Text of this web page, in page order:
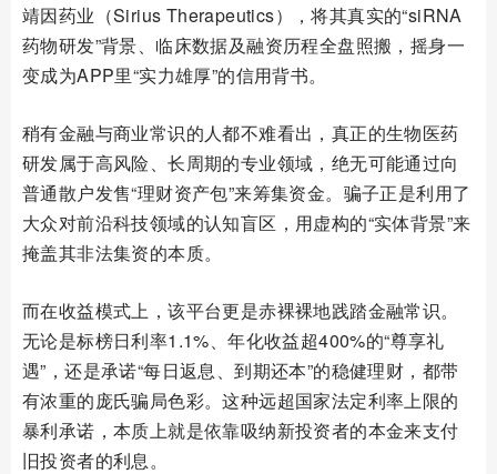
靖因药业（Sirius Therapeutics），将其真实的“siRNA
药物研发”背景、临床数据及融资历程全盘照搬，摇身一
变成为APP里“实力雄厚”的信用背书。
稍有金融与商业常识的人都不难看出，真正的生物医药
研发属于高风险、长周期的专业领域，绝无可能通过向
普通散户发售“理财资产包”来筹集资金。骗子正是利用了
大众对前沿科技领域的认知盲区，用虚构的“实体背景”来
掩盖其非法集资的本质。
而在收益模式上，该平台更是赤裸裸地践踏金融常识。
无论是标榜日利率1.1%、年化收益超400%的“尊享礼
遇”，还是承诺“每日返息、到期还本”的稳健理财，都带
有浓重的庞氏骗局色彩。这种远超国家法定利率上限的
暴利承诺，本质上就是依靠吸纳新投资者的本金来支付
旧投资者的利息。